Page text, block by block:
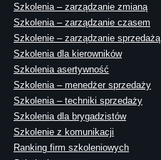
Szkolenia – zarządzanie zmianą
Szkolenia – zarządzanie czasem
Szkolenie – zarządzanie sprzedażą
Szkolenia dla kierowników
Szkolenia asertywność
Szkolenia – menedżer sprzedaży
Szkolenia – techniki sprzedaży
Szkolenia dla brygadzistów
Szkolenie z komunikacji
Ranking firm szkoleniowych